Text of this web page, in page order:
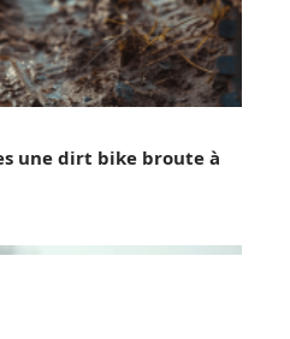
une dirt bike broute à